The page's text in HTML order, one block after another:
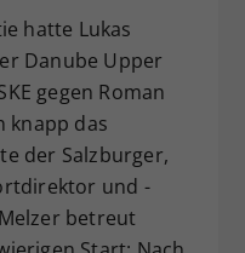
hatte Lukas
Danube Upper
gegen Roman
knapp das
der Salzburger,
und -
betreut